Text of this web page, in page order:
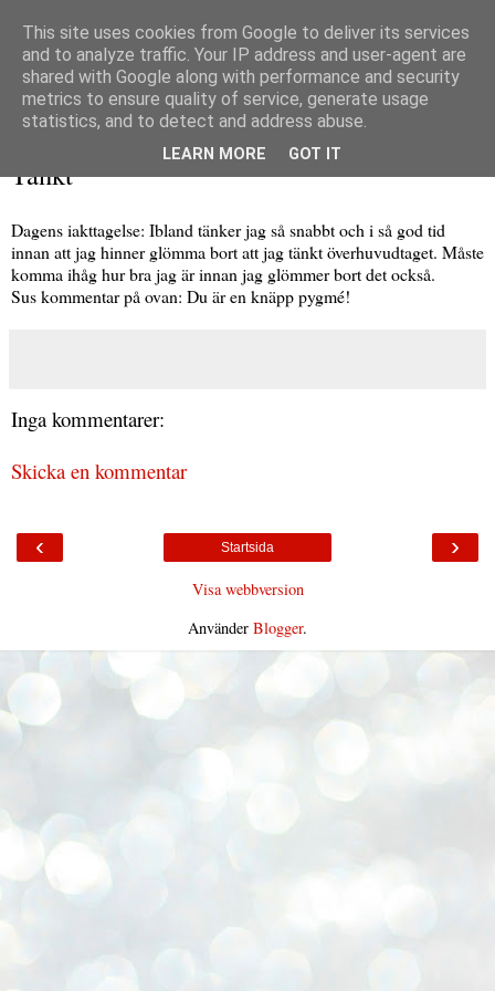
Tänkt
Dagens iakttagelse: Ibland tänker jag så snabbt och i så god tid
innan att jag hinner glömma bort att jag tänkt överhuvudtaget. Måste
komma ihåg hur bra jag är innan jag glömmer bort det också.
Sus kommentar på ovan: Du är en knäpp pygmé!
Inga kommentarer:
Skicka en kommentar
‹ ›
Startsida
Visa webbversion
Använder Blogger.
This site uses cookies from Google to deliver its services
and to analyze traffic. Your IP address and user-agent are
shared with Google along with performance and security
metrics to ensure quality of service, generate usage
statistics, and to detect and address abuse.
LEARN MORE GOT IT